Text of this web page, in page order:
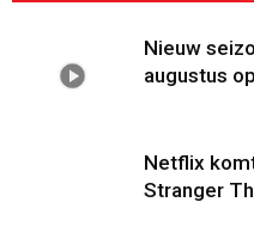
Nieuw
augustus
Netflix
Stranger